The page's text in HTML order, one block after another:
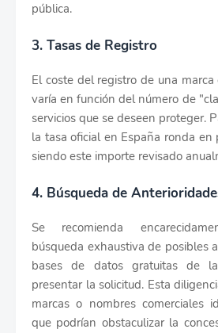
pública.
3. Tasas de Registro
El coste del registro de una
varía en función del número de
servicios que se deseen proteger.
la tasa oficial en España ronda
siendo este importe revisado
4. Búsqueda de
Se recomienda
búsqueda exhaustiva de posibles
bases de datos gratuitas de
presentar la solicitud. Esta
marcas o nombres comerciales
que podrían obstaculizar la